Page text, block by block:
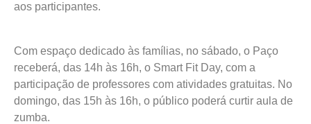
aos participantes.
Com espaço dedicado às famílias, no sábado, o Paço
receberá, das 14h às 16h, o Smart Fit Day, com a
participação de professores com atividades gratuitas. No
domingo, das 15h às 16h, o público poderá curtir aula de
zumba.